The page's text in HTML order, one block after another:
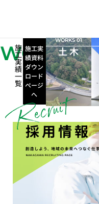
WORKS
施
工
実
績
一
覧
施工実
績資料
ダウン
ロード
ページ
へ
WORKS 01
土 木
採用情報